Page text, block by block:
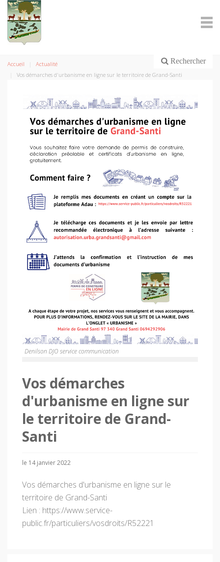
Rechercher
Accueil
Actualité
Vos démarches d'urbanisme en ligne sur le territoire de Grand-Santi
Denilson DJO service communication
Vos démarches
d'urbanisme en ligne sur
le territoire de Grand-
Santi
le 14 janvier 2022
Vos démarches d'urbanisme en ligne sur le
territoire de Grand-Santi
Lien : https://www.service-
public.fr/particuliers/vosdroits/R52221